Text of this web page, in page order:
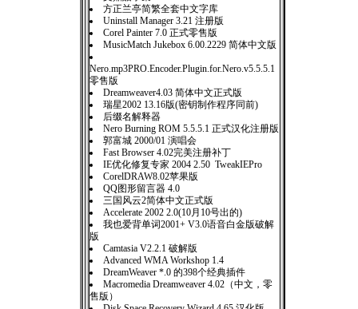
方正兰亭简繁全套中文字库
Uninstall Manager 3.21 注册版
Corel Painter 7.0 正式零售版
MusicMatch Jukebox 6.00.2229 简体中文版
Nero.mp3PRO.Encoder.Plugin.for.Nero.v5.5.5.1
零售版
Dreamweaver4.03 简体中文正式版
瑞星2002 13.16版(密钥制作程序同前)
后缀名解释器
Nero Burning ROM 5.5.5.1 正式汉化注册版
郭富城 2000/01 演唱会
Fast Browser 4.02完美注册补丁
IE优化修复专家 2004 2.50 TweakIEPro
CorelDRAW8.02苹果版
QQ图形留言器 4.0
三国风云2简体中文正式版
Accelerate 2002 2.0(10月10号出的)
我也爱背单词2001+ V3.0语音白金版破解
版
Camtasia V2.2.1 破解版
Advanced WMA Workshop 1.4
DreamWeaver *.0 的398个经典插件
Macromedia Dreamweaver 4.02（中文，零
售版）